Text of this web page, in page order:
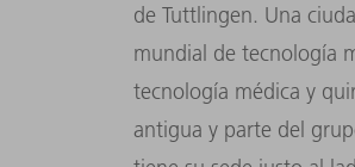
de Tuttlingen. Una
mundial de tecnología
tecnología médica y
antigua y parte del